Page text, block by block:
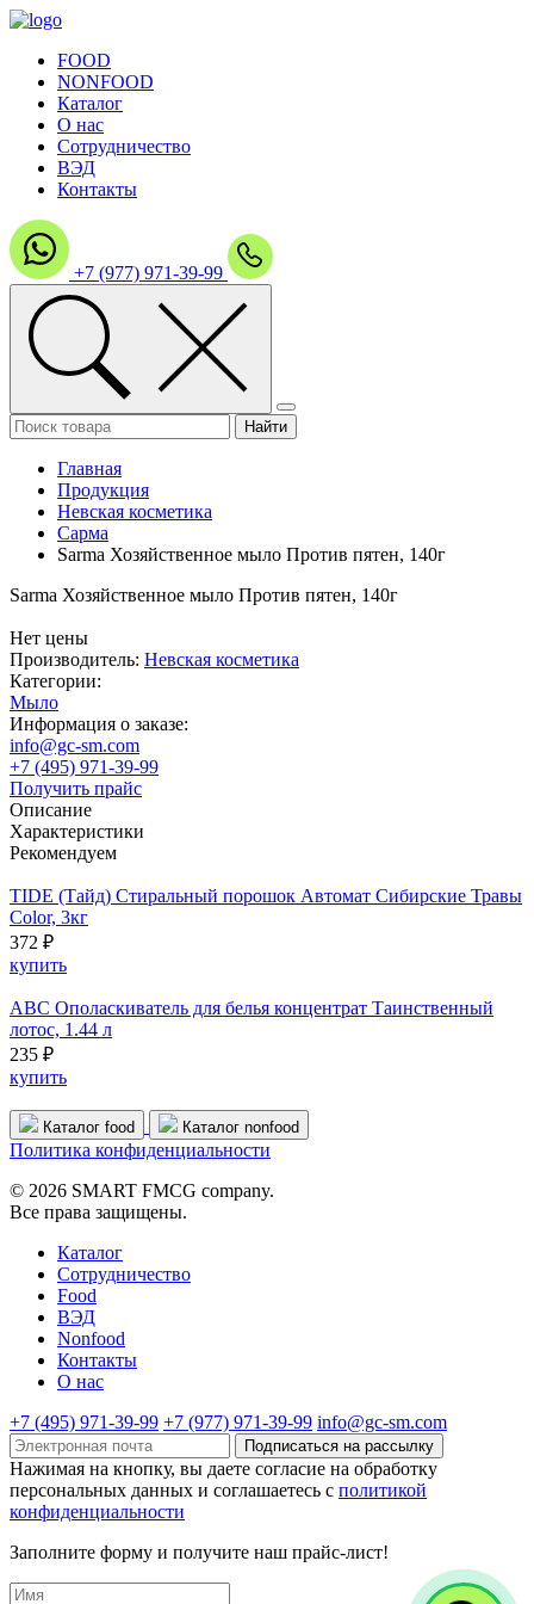
FOOD
NONFOOD
Каталог
О нас
Сотрудничество
ВЭД
Контакты
+7 (977) 971-39-99
Главная
Продукция
Невская косметика
Сарма
Sarma Хозяйственное мыло Против пятен, 140г
Sarma Хозяйственное мыло Против пятен, 140г
Нет цены
Производитель: Невская косметика
Категории:
Мыло
Информация о заказе:
info@gc-sm.com
+7 (495) 971-39-99
Получить прайс
Описание
Характеристики
Рекомендуем
TIDE (Тайд) Стиральный порошок Автомат Сибирские Травы
Color, 3кг
372 ₽
купить
ABC Ополаскиватель для белья концентрат Таинственный
лотос, 1.44 л
235 ₽
купить
Каталог food Каталог nonfood
Политика конфиденциальности
© 2026 SMART FMCG company.
Все права защищены.
Каталог
Cотрудничество
Food
ВЭД
Nonfood
Контакты
О нас
+7 (495) 971-39-99 +7 (977) 971-39-99 info@gc-sm.com
Подписаться на рассылку
Нажимая на кнопку, вы даете согласие на обработку
персональных данных и соглашаетесь c политикой
конфиденциальности
Заполните форму и получите наш прайс-лист!